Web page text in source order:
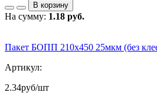
В корзину
На сумму: 1.18 руб.
Пакет БОПП 210х450 25мкм (без
Артикул:
2.34руб/шт